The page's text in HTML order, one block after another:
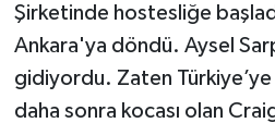
Şirketinde hostesliğe
Ankara'ya döndü. Aysel
gidiyordu. Zaten
daha sonra kocası olan